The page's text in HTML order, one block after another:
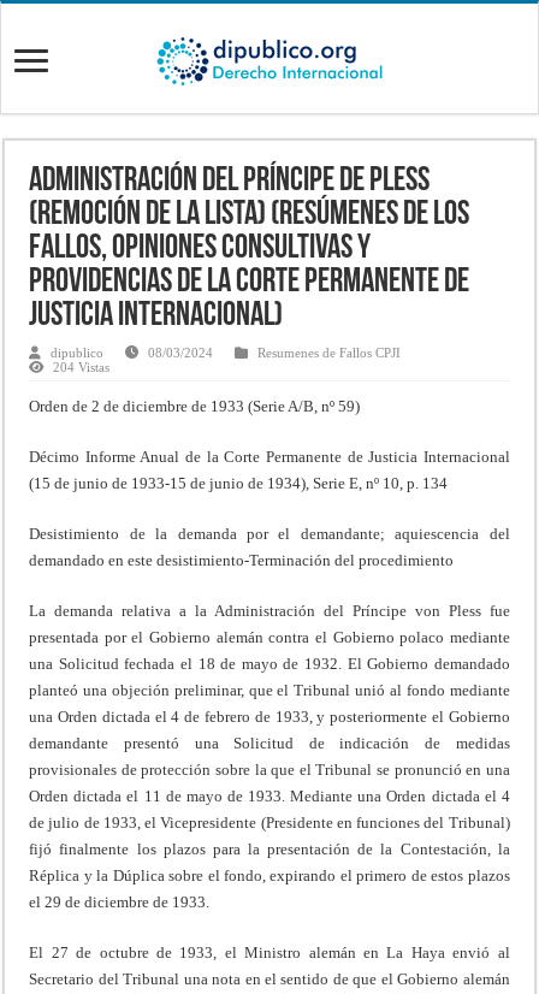
Administración del Príncipe de Pless
(Remoción de la lista) (Resúmenes de los
fallos, opiniones consultivas y
providencias de la Corte Permanente de
Justicia Internacional)
dipublico 08/03/2024
Resumenes de Fallos CPJI
204 Vistas
Orden de 2 de diciembre de 1933 (Serie A/B, nº 59)
Décimo Informe Anual de la Corte Permanente de Justicia Internacional
(15 de junio de 1933-15 de junio de 1934), Serie E, nº 10, p. 134
Desistimiento de la demanda por el demandante; aquiescencia del
demandado en este desistimiento-Terminación del procedimiento
La demanda relativa a la Administración del Príncipe von Pless fue
presentada por el Gobierno alemán contra el Gobierno polaco mediante
una Solicitud fechada el 18 de mayo de 1932. El Gobierno demandado
planteó una objeción preliminar, que el Tribunal unió al fondo mediante
una Orden dictada el 4 de febrero de 1933, y posteriormente el Gobierno
demandante presentó una Solicitud de indicación de medidas
provisionales de protección sobre la que el Tribunal se pronunció en una
Orden dictada el 11 de mayo de 1933. Mediante una Orden dictada el 4
de julio de 1933, el Vicepresidente (Presidente en funciones del Tribunal)
fijó finalmente los plazos para la presentación de la Contestación, la
Réplica y la Dúplica sobre el fondo, expirando el primero de estos plazos
el 29 de diciembre de 1933.
El 27 de octubre de 1933, el Ministro alemán en La Haya envió al
Secretario del Tribunal una nota en el sentido de que el Gobierno alemán